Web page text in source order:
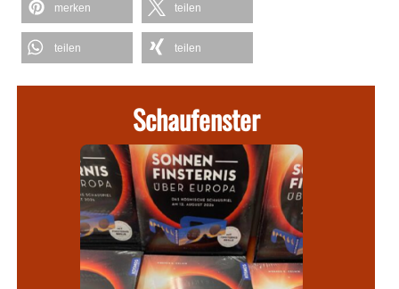
merken teilen
teilen teilen
Schaufenster